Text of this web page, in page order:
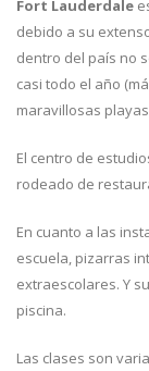
Fort Lauderdale
debido a su
dentro del país no
casi todo el año
maravillosas
El centro de
rodeado de
En cuanto a las
escuela, pizarras
extraescolares. Y
piscina.
Las clases son